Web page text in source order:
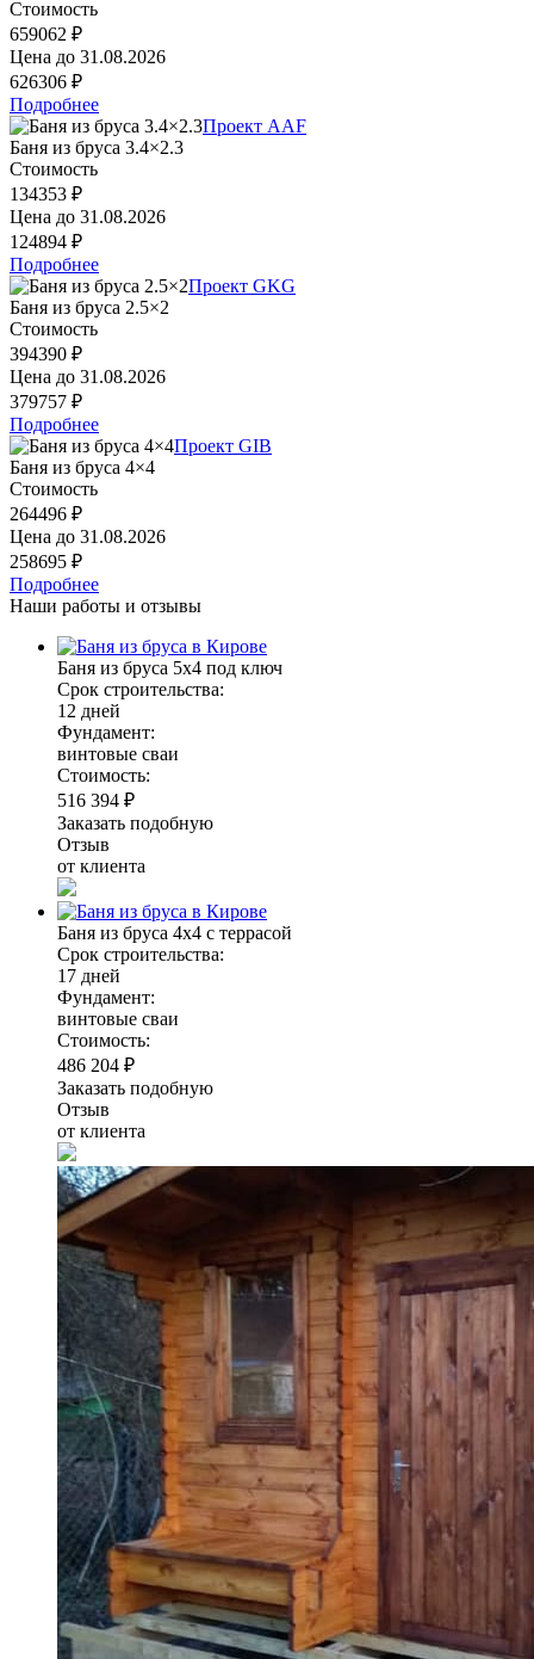
Стоимость
659062 ₽
Цена до 31.08.2026
626306 ₽
Подробнее
Проект AAF
Баня из бруса 3.4×2.3
Стоимость
134353 ₽
Цена до 31.08.2026
124894 ₽
Подробнее
Проект GKG
Баня из бруса 2.5×2
Стоимость
394390 ₽
Цена до 31.08.2026
379757 ₽
Подробнее
Проект GIB
Баня из бруса 4×4
Стоимость
264496 ₽
Цена до 31.08.2026
258695 ₽
Подробнее
Наши работы и отзывы
Баня из бруса 5х4 под ключ
Срок строительства:
12 дней
Фундамент:
винтовые сваи
Стоимость:
516 394 ₽
Заказать подобную
Отзыв
от клиента
Баня из бруса 4х4 с террасой
Срок строительства:
17 дней
Фундамент:
винтовые сваи
Стоимость:
486 204 ₽
Заказать подобную
Отзыв
от клиента